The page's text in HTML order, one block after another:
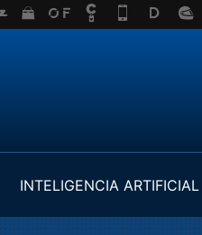
INTELIGENCIA ARTIFICIAL